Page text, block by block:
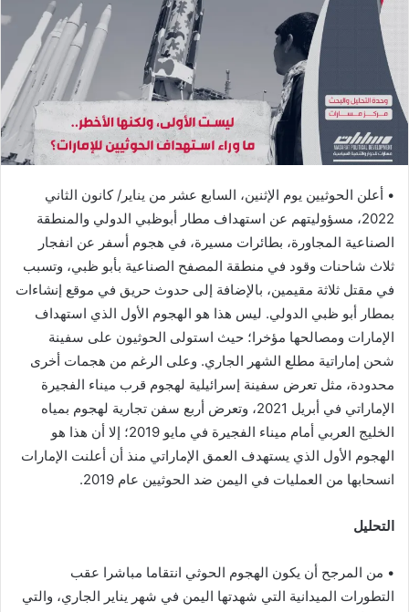
• أعلن الحوثيين يوم الإثنين، السابع عشر من يناير/ كانون الثاني
2022، مسؤوليتهم عن استهداف مطار أبوظبي الدولي والمنطقة
الصناعية المجاورة، بطائرات مسيرة، في هجوم أسفر عن انفجار
ثلاث شاحنات وقود في منطقة المصفح الصناعية بأبو ظبي، وتسبب
في مقتل ثلاثة مقيمين، بالإضافة إلى حدوث حريق في موقع إنشاءات
بمطار أبو ظبي الدولي. ليس هذا هو الهجوم الأول الذي استهداف
الإمارات ومصالحها مؤخرا؛ حيث استولى الحوثيون على سفينة
شحن إماراتية مطلع الشهر الجاري. وعلى الرغم من هجمات أخرى
محدودة، مثل تعرض سفينة إسرائيلية لهجوم قرب ميناء الفجيرة
الإماراتي في أبريل 2021، وتعرض أربع سفن تجارية لهجوم بمياه
الخليج العربي أمام ميناء الفجيرة في مايو 2019؛ إلا أن هذا هو
الهجوم الأول الذي يستهدف العمق الإماراتي منذ أن أعلنت الإمارات
انسحابها من العمليات في اليمن ضد الحوثيين عام 2019.
التحليل
• من المرجح أن يكون الهجوم الحوثي انتقاما مباشرا عقب
التطورات الميدانية التي شهدتها اليمن في شهر يناير الجاري، والتي